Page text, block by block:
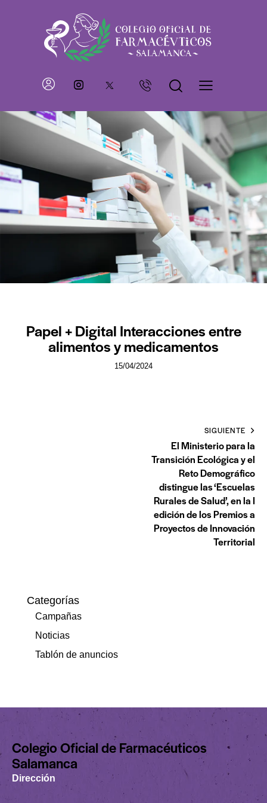
Papel + Digital Interacciones entre
alimentos y medicamentos
15/04/2024
SIGUIENTE
El Ministerio para la
Transición Ecológica y el
Reto Demográfico
distingue las ‘Escuelas
Rurales de Salud’, en la I
edición de los Premios a
Proyectos de Innovación
Territorial
Categorías
Campañas
Noticias
Tablón de anuncios
Colegio Oficial de Farmacéuticos
Salamanca
Dirección